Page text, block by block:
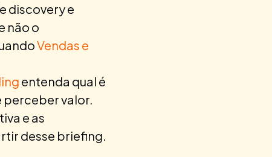
discovery e
não o
Vendas e
entenda qual é
valor.
e as
desse briefing.